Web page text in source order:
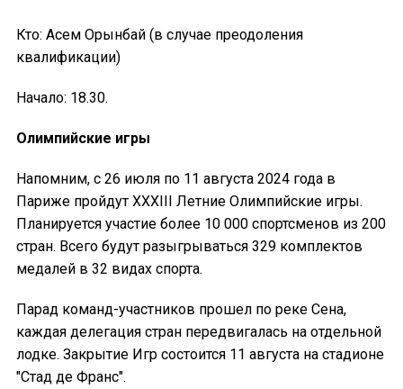
Кто: Асем Орынбай (в случае преодоления
квалификации)
Начало: 18.30.
Олимпийские игры
Напомним, с 26 июля по 11 августа 2024 года в
Париже пройдут XXXIII Летние Олимпийские игры.
Планируется участие более 10 000 спортсменов из 200
стран. Всего будут разыгрываться 329 комплектов
медалей в 32 видах спорта.
Парад команд-участников прошел по реке Сена,
каждая делегация стран передвигалась на отдельной
лодке. Закрытие Игр состоится 11 августа на стадионе
"Стад де Франс".